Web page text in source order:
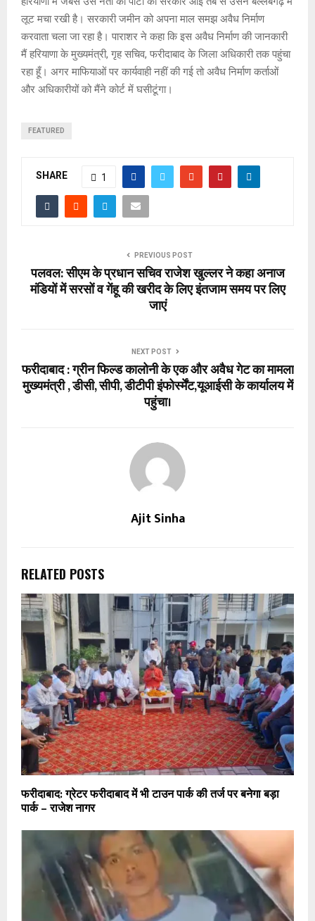
लूट मचा रखी है। सरकारी जमीन को अपना माल समझ अवैध निर्माण
करवाता चला जा रहा है। पाराशर ने कहा कि इस अवैध निर्माण की जानकारी
मैं हरियाणा के मुख्यमंत्री, गृह सचिव, फरीदाबाद के जिला अधिकारी तक पहुंचा
रहा हूँ। अगर माफियाओं पर कार्यवाही नहीं की गई तो अवैध निर्माण कर्ताओं
और अधिकारीयों को मैंने कोर्ट में घसीटूंगा।
FEATURED
SHARE 1
PREVIOUS POST
पलवल: सीएम के प्रधान सचिव राजेश खुल्लर ने कहा अनाज
मंडियों में सरसों व गेंहू की खरीद के लिए इंतजाम समय पर लिए
जाएं
NEXT POST
फरीदाबाद : ग्रीन फिल्ड कालोनी के एक और अवैध गेट का मामला
मुख्यमंत्री , डीसी, सीपी, डीटीपी इंफोर्स्मेंट,यूआईसी के कार्यालय में
पहुंचा।
Ajit Sinha
RELATED POSTS
फरीदाबाद: ग्रेटर फरीदाबाद में भी टाउन पार्क की तर्ज पर बनेगा बड़ा
पार्क – राजेश नागर